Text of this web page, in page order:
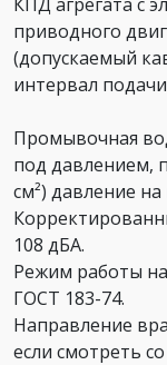
приводного
(допускаемый
интервал
Промывочная
под давлением,
см²) давление
108 дБА.
Режим работы
ГОСТ 183-74.
Направление
если смотреть